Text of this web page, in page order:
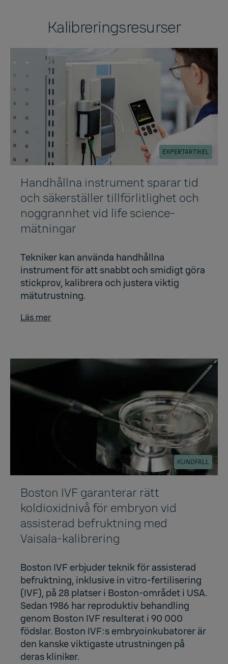
Kalibreringsresurser
EXPERTARTIKEL
Handhållna instrument sparar tid
och säkerställer tillförlitlighet och
noggrannhet vid life science-
mätningar
Tekniker kan använda handhållna
instrument för att snabbt och smidigt göra
stickprov, kalibrera och justera viktig
mätutrustning.
Läs mer
KUNDFALL
Boston IVF garanterar rätt
koldioxidnivå för embryon vid
assisterad befruktning med
Vaisala-kalibrering
Boston IVF erbjuder teknik för assisterad
befruktning, inklusive in vitro-fertilisering
(IVF), på 28 platser i Boston-området i USA.
Sedan 1986 har reproduktiv behandling
genom Boston IVF resulterat i 90 000
födslar. Boston IVF:s embryoinkubatorer är
den kanske viktigaste utrustningen på
deras kliniker.